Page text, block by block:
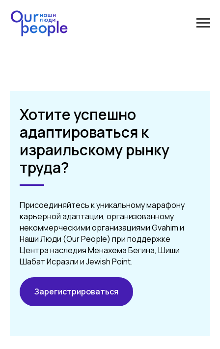
Хотите успешно
адаптироваться к
израильскому рынку
труда?
Присоединяйтесь к уникальному марафону
карьерной адаптации, организованному
некоммерческими организациями Gvahim и
Наши Люди (Our People) при поддержке
Центра наследия Менахема Бегина, Шиши
Шабат Исраэли и Jewish Point.
Зарегистрироваться